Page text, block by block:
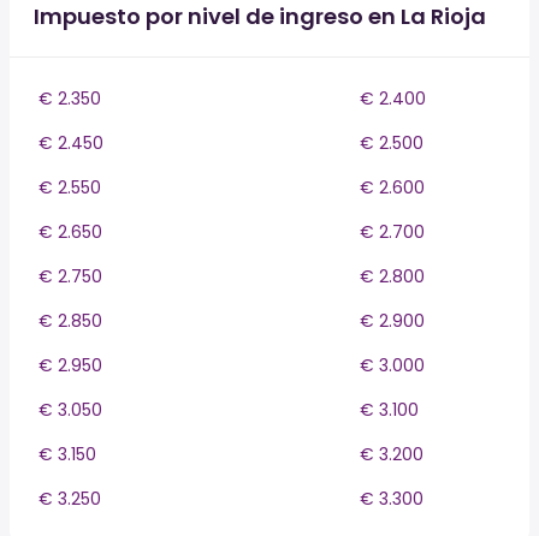
Impuesto por nivel de ingreso en La Rioja
€ 2.350
€ 2.400
€ 2.450
€ 2.500
€ 2.550
€ 2.600
€ 2.650
€ 2.700
€ 2.750
€ 2.800
€ 2.850
€ 2.900
€ 2.950
€ 3.000
€ 3.050
€ 3.100
€ 3.150
€ 3.200
€ 3.250
€ 3.300